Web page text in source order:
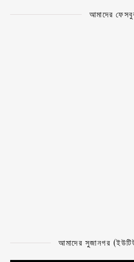
আমাদের
আমাদের সুজানগর